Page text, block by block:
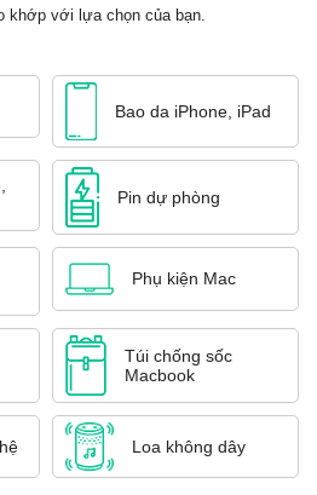
khớp với lựa chọn của bạn.
Bao da iPhone, iPad
Pin dự phòng
Phụ kiện Mac
Túi chống sốc
Macbook
Loa không dây